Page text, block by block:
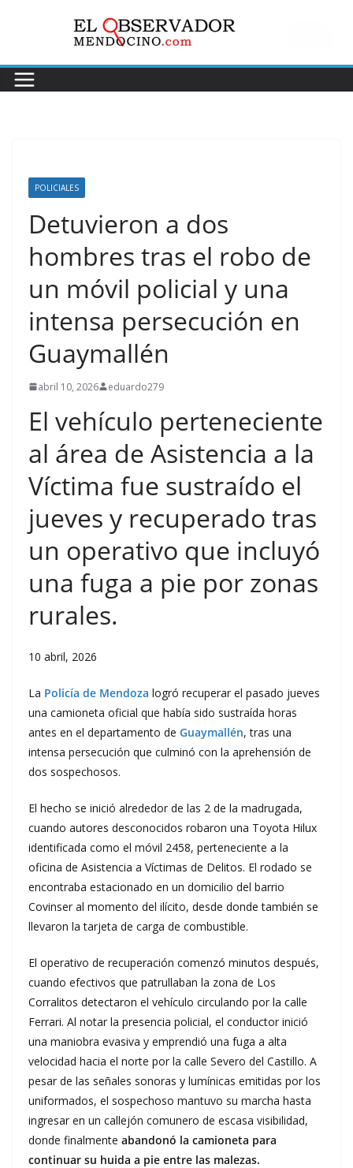
POLICIALES
Detuvieron a dos
hombres tras el robo de
un móvil policial y una
intensa persecución en
Guaymallén
abril 10, 2026 eduardo279
El vehículo perteneciente
al área de Asistencia a la
Víctima fue sustraído el
jueves y recuperado tras
un operativo que incluyó
una fuga a pie por zonas
rurales.
10 abril, 2026
La Policía de Mendoza logró recuperar el pasado jueves
una camioneta oficial que había sido sustraída horas
antes en el departamento de Guaymallén, tras una
intensa persecución que culminó con la aprehensión de
dos sospechosos.
El hecho se inició alrededor de las 2 de la madrugada,
cuando autores desconocidos robaron una Toyota Hilux
identificada como el móvil 2458, perteneciente a la
oficina de Asistencia a Víctimas de Delitos. El rodado se
encontraba estacionado en un domicilio del barrio
Covinser al momento del ilícito, desde donde también se
llevaron la tarjeta de carga de combustible.
El operativo de recuperación comenzó minutos después,
cuando efectivos que patrullaban la zona de Los
Corralitos detectaron el vehículo circulando por la calle
Ferrari. Al notar la presencia policial, el conductor inició
una maniobra evasiva y emprendió una fuga a alta
velocidad hacia el norte por la calle Severo del Castillo. A
pesar de las señales sonoras y lumínicas emitidas por los
uniformados, el sospechoso mantuvo su marcha hasta
ingresar en un callejón comunero de escasa visibilidad,
donde finalmente abandonó la camioneta para
continuar su huida a pie entre las malezas.